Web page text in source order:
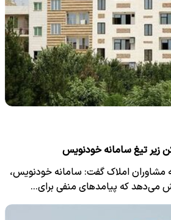
زیر تیغ سامانه خودنویس
مشاوران املاک گفت: سامانه خودنویس،
می‌دهد که پیامدهای منفی برای…